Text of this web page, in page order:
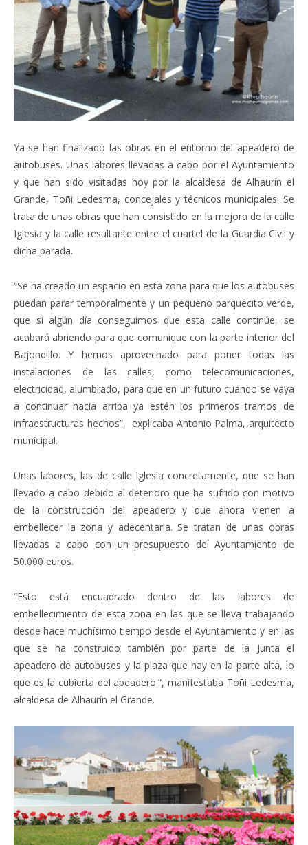
Ya se han finalizado las obras en el entorno del apeadero de
autobuses. Unas labores llevadas a cabo por el Ayuntamiento
y que han sido visitadas hoy por la alcaldesa de Alhaurín el
Grande, Toñi Ledesma, concejales y técnicos municipales. Se
trata de unas obras que han consistido en la mejora de la calle
Iglesia y la calle resultante entre el cuartel de la Guardia Civil y
dicha parada.
“Se ha creado un espacio en esta zona para que los autobuses
puedan parar temporalmente y un pequeño parquecito verde,
que si algún día conseguimos que esta calle continúe, se
acabará abriendo para que comunique con la parte interior del
Bajondillo. Y hemos aprovechado para poner todas las
instalaciones de las calles, como telecomunicaciones,
electricidad, alumbrado, para que en un futuro cuando se vaya
a continuar hacia arriba ya estén los primeros tramos de
infraestructuras hechos”, explicaba Antonio Palma, arquitecto
municipal.
Unas labores, las de calle Iglesia concretamente, que se han
llevado a cabo debido al deterioro que ha sufrido con motivo
de la construcción del apeadero y que ahora vienen a
embellecer la zona y adecentarla. Se tratan de unas obras
llevadas a cabo con un presupuesto del Ayuntamiento de
50.000 euros.
“Esto está encuadrado dentro de las labores de
embellecimiento de esta zona en las que se lleva trabajando
desde hace muchísimo tiempo desde el Ayuntamiento y en las
que se ha construido también por parte de la Junta el
apeadero de autobuses y la plaza que hay en la parte alta, lo
que es la cubierta del apeadero.”, manifestaba Toñi Ledesma,
alcaldesa de Alhaurín el Grande.